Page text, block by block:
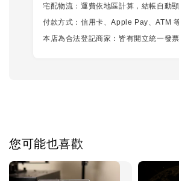
宅配物流：運費依地區計算，結帳自動
付款方式：信用卡、Apple Pay、ATM
本店為合法登記商家：皆有開立統一發票
您可能也喜歡